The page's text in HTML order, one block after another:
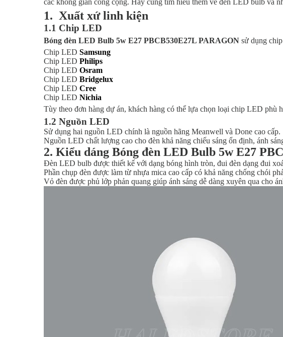
các không gian công cộng. Hãy cùng tìm hiểu thêm về đèn LED bulb và
1. Xuất xứ linh kiện
1.1 Chip LED
Bóng đèn LED Bulb 5w E27 PBCB530E27L PARAGON sử dụng
Chip LED Samsung
Chip LED Philips
Chip LED Osram
Chip LED Bridgelux
Chip LED Cree
Chip LED Nichia
Tùy theo đơn hàng dự án, khách hàng có thể lựa chọn loại chip LED phù
1.2 Nguồn LED
Sử dụng hai nguồn LED chính là nguồn hãng Meanwell và Done cao cấp.
Nguồn LED chất lượng cao cho đèn khả năng chiếu sáng ổn định, ánh
2. Kiểu dáng Bóng đèn LED Bulb 5w E27
Đèn LED bulb được thiết kế với dạng bóng hình tròn, đui đèn dạng đui
Phần chụp đèn được làm từ nhựa mica cao cấp có khả năng chống chói
Vỏ đèn được phủ lớp phản quang giúp ánh sáng dễ dàng xuyên qua cho